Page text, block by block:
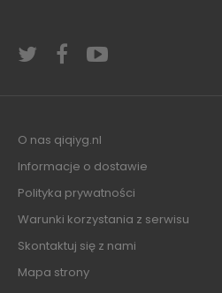
O nas qiqiyg.nl
Informacje o dostawie
Polityka prywatności
Warunki korzystania z serwisu
Skontaktuj się z nami
Mapa strony